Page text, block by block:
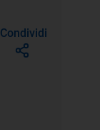
Condividi